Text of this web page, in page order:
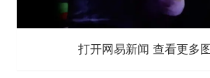
打开网易新闻 查看更多